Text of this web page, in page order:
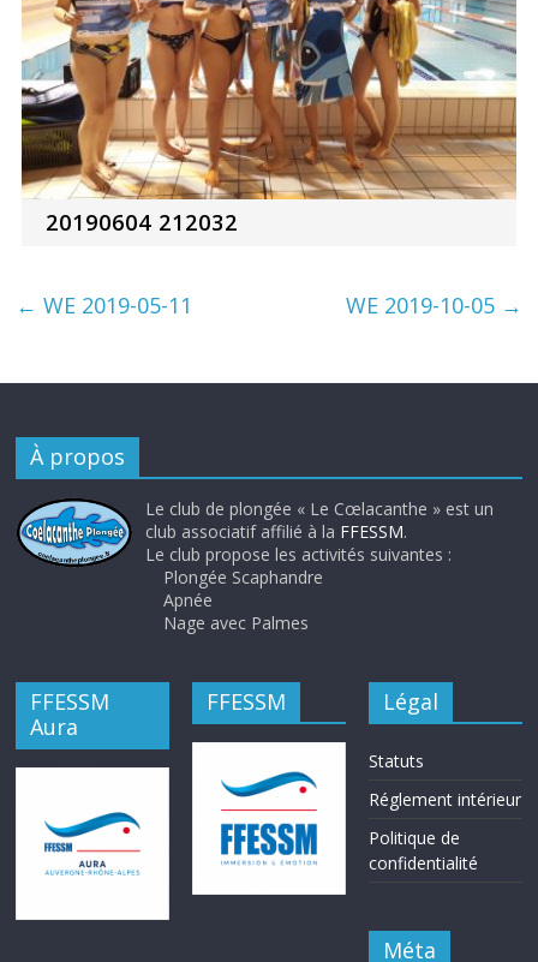
20190604 212032
← WE 2019-05-11 WE 2019-10-05 →
À propos
Le club de plongée « Le Cœlacanthe » est un
club associatif affilié à la FFESSM.
Le club propose les activités suivantes :
Plongée Scaphandre
Apnée
Nage avec Palmes
FFESSM
Aura
FFESSM Légal
Statuts
Réglement intérieur
Politique de
confidentialité
Méta